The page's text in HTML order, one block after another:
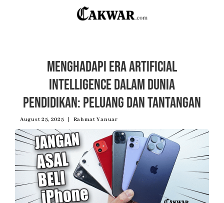
Menghadapi Era Artificial
Intelligence dalam Dunia
Pendidikan: Peluang dan Tantangan
August 25, 2025 Rahmat Yanuar